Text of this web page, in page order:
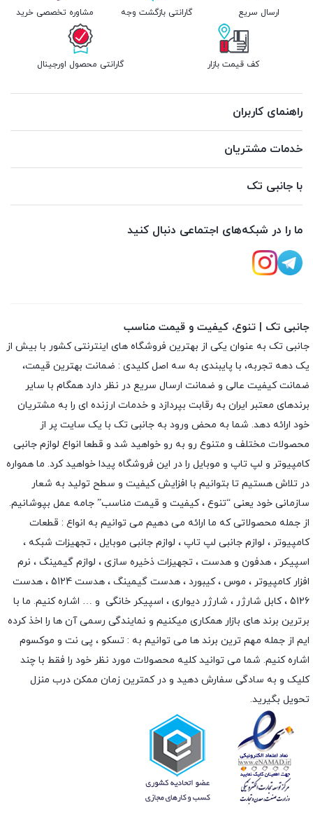
ارسال سریع گارانتی بازگشت وجه مشاوره تخصصی خرید
کف قیمت بازار گارانتی محصول اورجینال
راهنمای کاربران
خدمات مشتریان
با جانبی تک
ما را در شبکه‌های اجتماعی دنبال کنید
جانبی تک | تنوع، کیفیت و قیمت مناسب
جانبی تک به عنوان یکی از بهترین فروشگاه های اینترنتی کشور با بیش از
یک دهه تجربه، با پایبندی به سه اصل کلیدی : ضمانت بهترین قیمت،
ضمانت کیفیت عالی و ضمانت ارسال سریع در نظر دارد همگام با سایر
برندهای معتبر ایران به رقابت بپردازد و خدمات ارزنده ای را به مشتریان
خود ارائه دهد. شما به محض ورود به جانبی تک با یک سایت پر از
محصولات مختلف و متنوع رو به رو خواهید شد و قطعا انواع لوازم جانبی
کامپیوتر و لپ تاپ و موبایل را در این فروشگاه پیدا خواهید کرد. ما همواره
در تلاش هستیم تا بتوانیم با افزایش کیفیت و سطح تولید به شعار
سازمانی خود یعنی “تنوع ، کیفیت و قیمت مناسب” جامه عمل بپوشانیم.
از جمله محصولاتی که ما ارائه می دهیم می توانیم به انواع : قطعات
کامپیوتر ، لوازم جانبی لپ تاپ ، لوازم جانبی موبایل ، تجهیزات شبکه ،
اسپیکر ، هدفون و هدست ، تجهیزات ذخیره سازی ، لوازم گیمینگ ، نرم
افزار کامپیوتر ، موس ،کیبورد ، هدست گیمینگ
، هدست 5124 ، هدست
5126 ،
کابل شارژر ، شارژر دیواری ، اسپیکر خانگی و … اشاره کنیم. ما با
برترین برند های بازار همکاری میکنیم و نمایندگی رسمی آن ها را اخذ کرده
ایم از جمله مهم ترین برند ها می توانیم به : تسکو ، پی نت و موکسوم
اشاره کنیم. شما می توانید کلیه محصولات مورد نظر خود را فقط با چند
کلیک و به سادگی سفارش دهید و در کمترین زمان ممکن درب منزل
تحویل بگیرید.